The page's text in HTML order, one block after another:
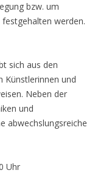
bzw. um
werden.
sich aus den
Künstlerinnen und
Neben der
und
abwechslungsreiche
Uhr